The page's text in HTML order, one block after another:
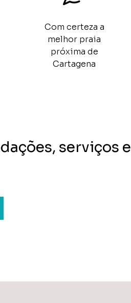
Com certeza a
melhor praia
próxima de
Cartagena
serviços e